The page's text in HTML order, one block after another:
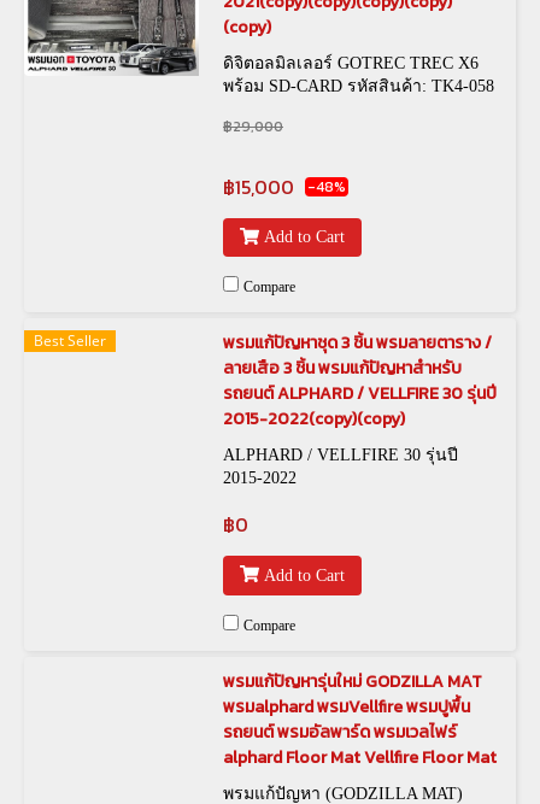
(copy)
ดิจิตอลมิลเลอร์ GOTREC TREC X6
พร้อม SD-CARD รหัสสินค้า: TK4-058
GO KAR รหัสสินค้า: TK4-046
฿29,000
฿15,000 -48%
Add to Cart
Compare
Best Seller
พรมแก้ปัญหาชุด 3 ชิ้น พรมลายตาราง /
ลายเสือ 3 ชิ้น พรมแก้ปัญหาสำหรับ
รถยนต์ ALPHARD / VELLFIRE 30 รุ่นปี
2015-2022(copy)(copy)
ALPHARD / VELLFIRE 30 รุ่นปี
2015-2022
฿0
Add to Cart
Compare
พรมแก้ปัญหารุ่นใหม่ GODZILLA MAT
พรมalphard พรมVellfire พรมปูพื้น
รถยนต์ พรมอัลพาร์ด พรมเวลไฟร์
alphard Floor Mat Vellfire Floor Mat
พรมแก้ปัญหา (GODZILLA MAT)